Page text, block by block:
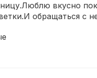
вкусно
обращаться с